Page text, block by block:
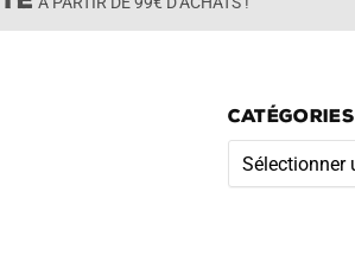
CATÉGORIES
Catégories